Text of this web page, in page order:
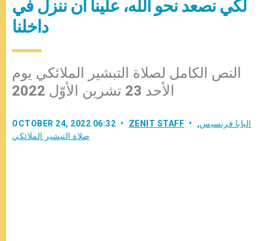
لكي نصعد نحو الله، علينا أن ننزل في
داخلنا
النص الكامل لصلاة التبشير الملائكي يوم
الأحد 23 تشرين الأوّل 2022
OCTOBER 24, 2022 06:32 ZENIT STAFF البابا فرنسيس,
صلاة التبشير الملائكي